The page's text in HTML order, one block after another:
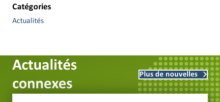
Catégories
Actualités
Actualités
connexes
Plus de nouvelles